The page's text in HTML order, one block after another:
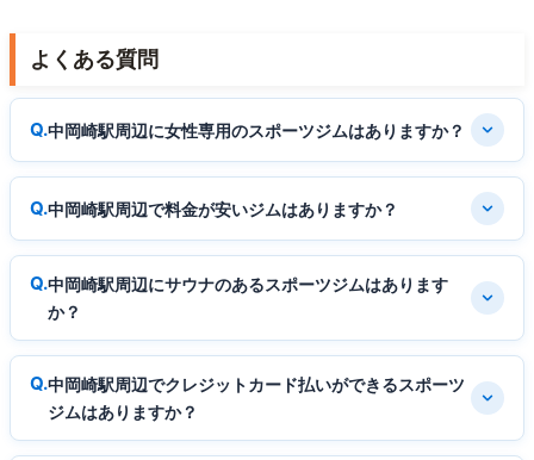
よくある質問
中岡崎駅周辺に女性専用のスポーツジムはありますか？
中岡崎駅周辺で料金が安いジムはありますか？
中岡崎駅周辺にサウナのあるスポーツジムはあります
か？
中岡崎駅周辺でクレジットカード払いができるスポーツ
ジムはありますか？